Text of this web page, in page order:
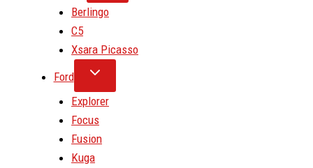
Berlingo
C5
Xsara Picasso
Ford
Explorer
Focus
Fusion
Kuga